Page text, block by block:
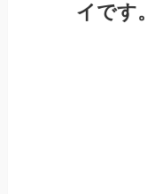
イです。